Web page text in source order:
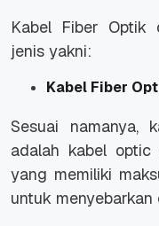
Kabel Fiber Optik
jenis yakni:
Kabel Fiber
Sesuai namanya,
adalah kabel
yang memiliki
untuk menyebarkan